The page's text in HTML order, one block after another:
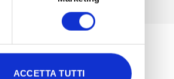
ACCETTA TUTTI